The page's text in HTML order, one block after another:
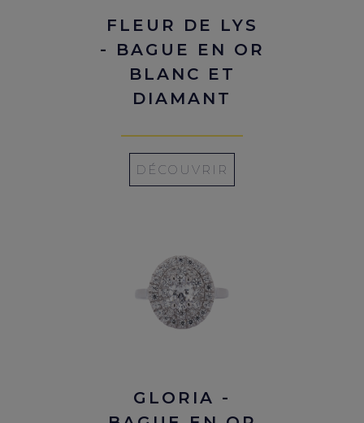
FLEUR DE LYS
- BAGUE EN OR
BLANC ET
DIAMANT
DÉCOUVRIR
GLORIA -